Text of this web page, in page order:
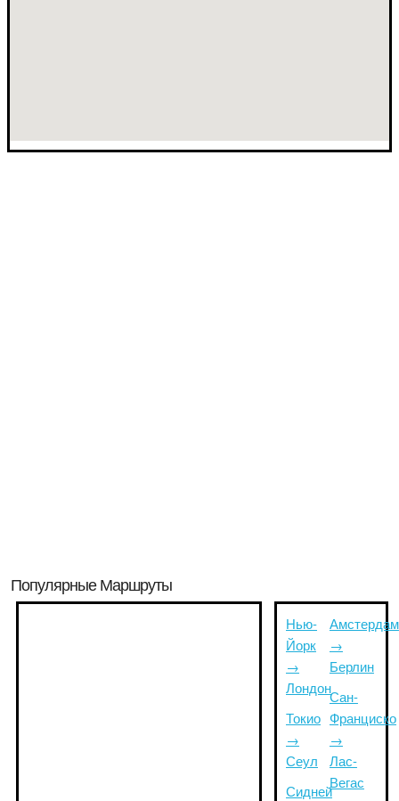
Популярные Маршруты
Нью-
Йорк
→
Лондон
Токио
→
Сеул
Сидней
Амстердам
→
Берлин
Сан-
Франциско
→
Лас-
Вегас